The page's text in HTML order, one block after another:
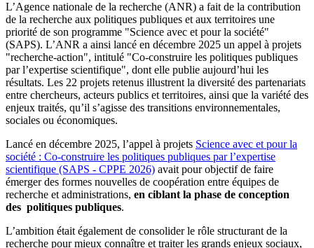
L’Agence nationale de la recherche (ANR) a fait de la contribution
de la recherche aux politiques publiques et aux territoires une
priorité de son programme "Science avec et pour la société"
(SAPS). L’ANR a ainsi lancé en décembre 2025 un appel à projets
"recherche-action", intitulé "Co-construire les politiques publiques
par l’expertise scientifique", dont elle publie aujourd’hui les
résultats. Les 22 projets retenus illustrent la diversité des partenariats
entre chercheurs, acteurs publics et territoires, ainsi que la variété des
enjeux traités, qu’il s’agisse des transitions environnementales,
sociales ou économiques.
Lancé en décembre 2025, l’appel à projets Science avec et pour la
société : Co-construire les politiques publiques par l’expertise
scientifique (SAPS - CPPE 2026) avait pour objectif de faire
émerger des formes nouvelles de coopération entre équipes de
recherche et administrations, en ciblant la phase de conception
des politiques publiques.
L’ambition était également de consolider le rôle structurant de la
recherche pour mieux connaître et traiter les grands enjeux sociaux,